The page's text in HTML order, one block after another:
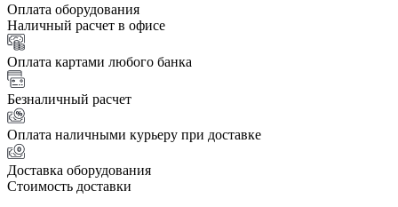
Оплата оборудования
Наличный расчет в офисе
Оплата картами любого банка
Безналичный расчет
Оплата наличными курьеру при доставке
Доставка оборудования
Стоимость доставки